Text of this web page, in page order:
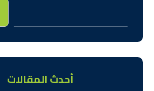
أحدث المقالات